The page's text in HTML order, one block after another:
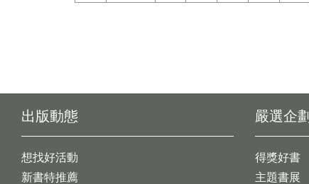
出版動態
想找好活動
新書特推薦
嚴選企劃
得獎好書
主題書展